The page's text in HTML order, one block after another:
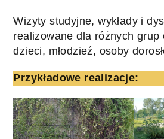
Wizyty studyjne, wykłady i
realizowane dla różnych grup
dzieci, młodzieź, osoby
Przykładowe realizacje: